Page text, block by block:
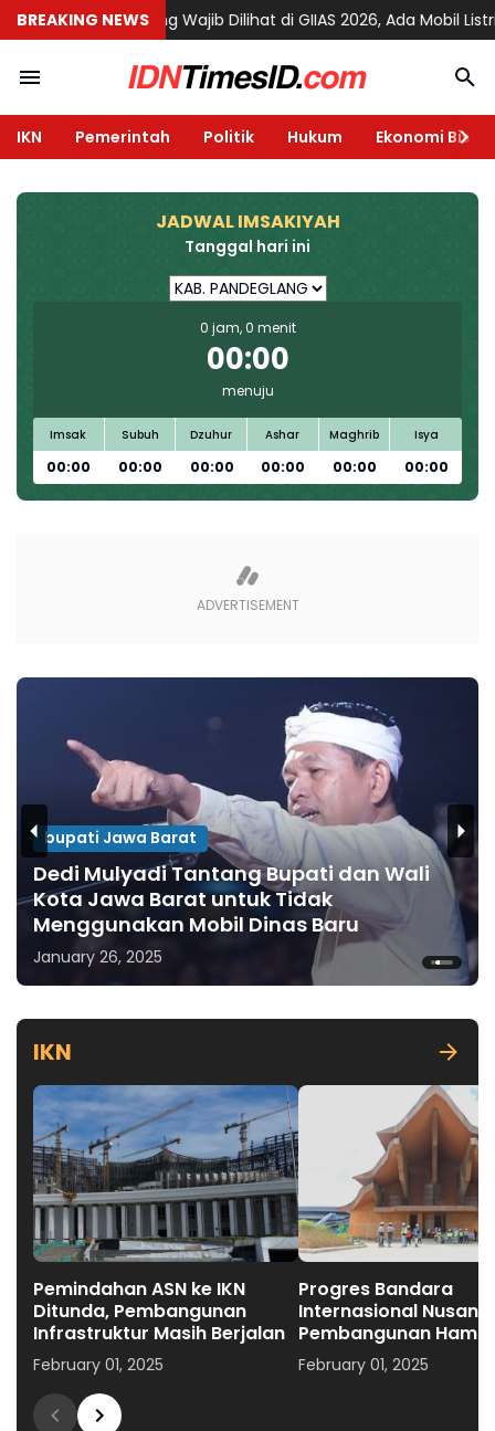
BREAKING NEWS
Wajib Dilihat di GIIAS 2026, Ada Mobil Listrik Keren untuk
IKN Pemerintah Politik Hukum Ekonomi Bisnis
JADWAL IMSAKIYAH
Tanggal hari ini
0 jam, 0 menit
00:00
menuju
Imsak
00:00
Subuh
00:00
Dzuhur
00:00
Ashar
00:00
Maghrib
00:00
Isya
00:00
bupati Jawa Barat
Dedi Mulyadi Tantang Bupati dan Wali
Kota Jawa Barat untuk Tidak
Menggunakan Mobil Dinas Baru
January 26, 2025 1 2
IKN
Pemindahan ASN ke IKN
Ditunda, Pembangunan
Infrastruktur Masih Berjalan
February 01, 2025
Progres Bandara
Internasional
Pembangunan
Rampung, Biaya
Rp3,451 Triliun
February 01, 2025